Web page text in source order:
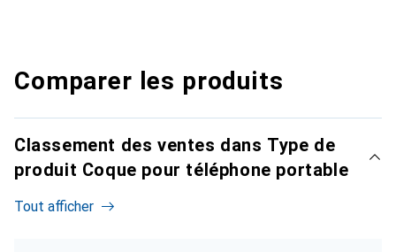
Comparer les produits
Classement des ventes dans Type de
produit Coque pour téléphone portable
Tout afficher